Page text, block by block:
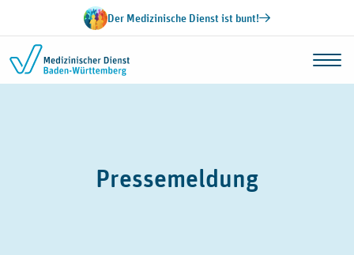
Zum Inhalt springenDer Medizinische Dienst ist bunt!
Pressemeldung